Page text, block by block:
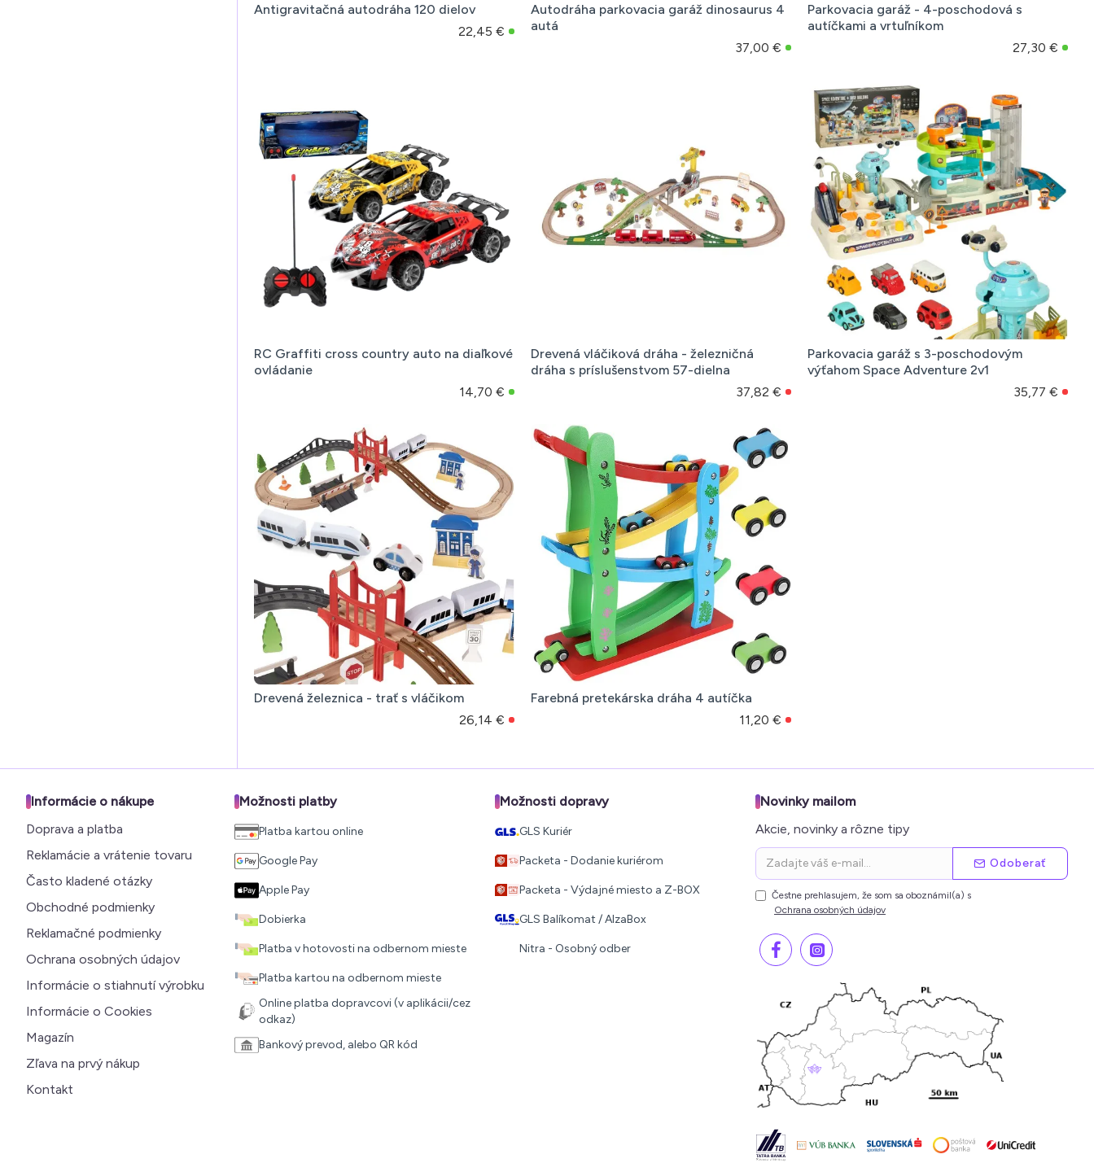
Antigravitačná autodráha 120 dielov
22,45 €
Autodráha parkovacia garáž dinosaurus 4
autá
37,00 €
Parkovacia garáž - 4-poschodová s
autíčkami a vrtuľníkom
27,30 €
RC Graffiti cross country auto na diaľkové
ovládanie
14,70 €
Drevená vláčiková dráha - železničná
dráha s príslušenstvom 57-dielna
37,82 €
Parkovacia garáž s 3-poschodovým
výťahom Space Adventure 2v1
35,77 €
Drevená železnica - trať s vláčikom
26,14 €
Farebná pretekárska dráha 4 autíčka
11,20 €
Informácie o nákupe
Doprava a platba
Reklamácie a vrátenie tovaru
Často kladené otázky
Obchodné podmienky
Reklamačné podmienky
Ochrana osobných údajov
Informácie o stiahnutí výrobku
Informácie o Cookies
Magazín
Zľava na prvý nákup
Kontakt
Možnosti platby
Platba kartou online
Google Pay
Apple Pay
Dobierka
Platba v hotovosti na odbernom mieste
Platba kartou na odbernom mieste
Online platba dopravcovi (v aplikácii/cez
odkaz)
Bankový prevod, alebo QR kód
Možnosti dopravy
GLS Kuriér
Packeta - Dodanie kuriérom
Packeta - Výdajné miesto a Z-BOX
GLS Balíkomat / AlzaBox
Nitra - Osobný odber
Novinky mailom
Akcie, novinky a rôzne tipy
Odoberať
Čestne prehlasujem, že som sa oboznámil(a) s
Ochrana osobných údajov